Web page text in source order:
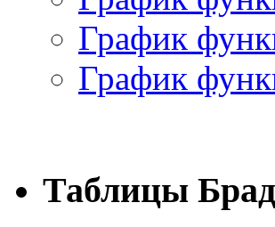
График
График
Таблицы